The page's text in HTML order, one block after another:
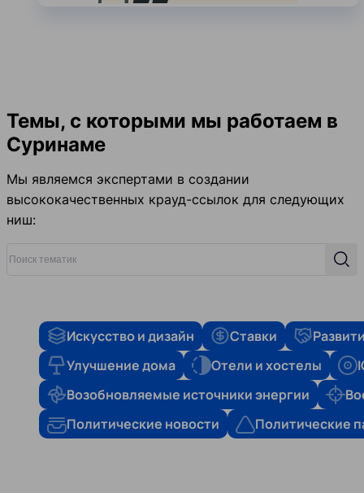
Темы, с которыми мы работаем в
Суринаме
Мы являемся экспертами в создании
высококачественных крауд-ссылок для следующих
ниш:
Искусство и дизайн Ставки
Улучшение дома
Отели и хостелы
Возобновляемые источники энергии
Политические новости
Политические